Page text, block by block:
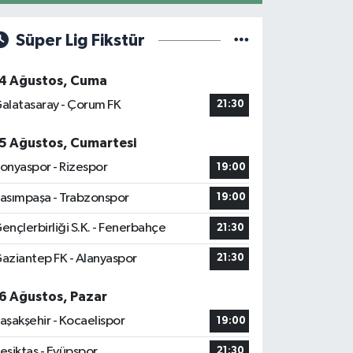
Süper Lig Fikstür
Ağustos, Cuma
- Çorum FK
21:30
Ağustos, Cumartesi
- Rizespor
19:00
- Trabzonspor 19:00
S.K. - Fenerbahçe 21:30
FK - Alanyaspor 21:30
Ağustos, Pazar
- Kocaelispor
19:00